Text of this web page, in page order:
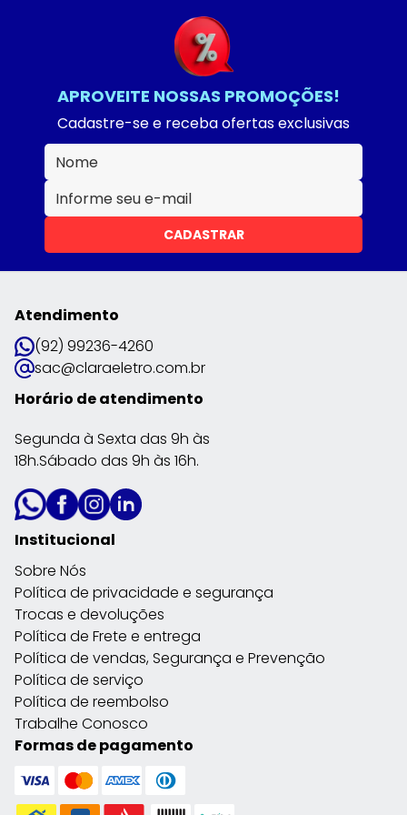
APROVEITE NOSSAS PROMOÇÕES!
Cadastre-se e receba ofertas exclusivas
CADASTRAR
Atendimento
(92) 99236-4260
sac@claraeletro.com.br
Horário de atendimento
Segunda à Sexta das 9h às
18h.Sábado das 9h às 16h.
Institucional
Sobre Nós
Política de privacidade e segurança
Trocas e devoluções
Política de Frete e entrega
Política de vendas, Segurança e Prevenção
Política de serviço
Política de reembolso
Trabalhe Conosco
Formas de pagamento